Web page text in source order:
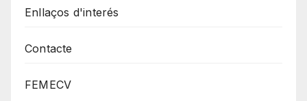
Enllaços d'interés
Contacte
FEMECV